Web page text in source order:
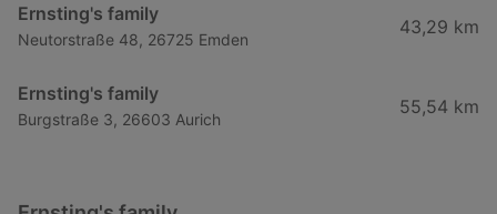
Ernsting's family
Neutorstraße 48, 26725 Emden
43,29 km
Ernsting's family
Burgstraße 3, 26603 Aurich
55,54 km